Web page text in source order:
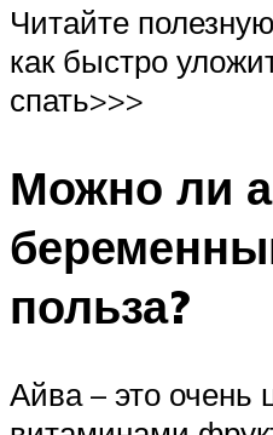
Читайте
как быстро
спать>>>
Можно ли
польза?
Айва – это очень